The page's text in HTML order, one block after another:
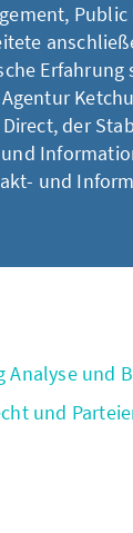
Public
Erfahrung
der
und
Analyse und
und